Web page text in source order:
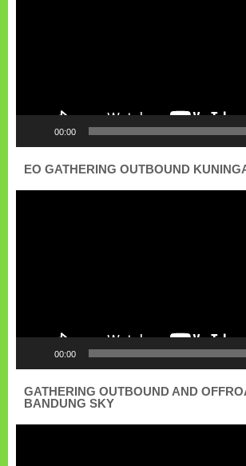
00:00
EO GATHERING OUTBOUND
00:00
GATHERING OUTBOUND AND
BANDUNG SKY